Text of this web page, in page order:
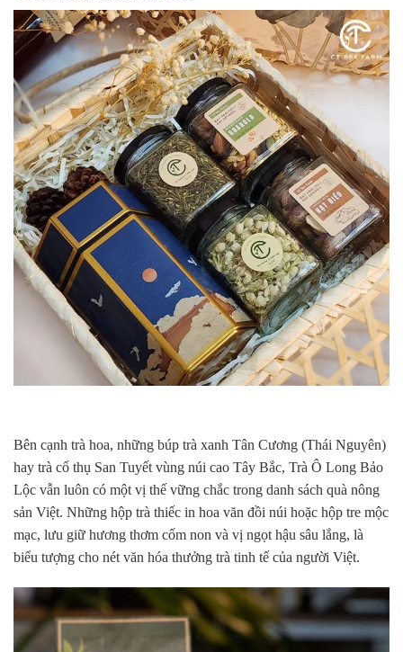
Bên cạnh trà hoa, những búp trà xanh Tân Cương (Thái Nguyên)
hay trà cổ thụ San Tuyết vùng núi cao Tây Bắc, Trà Ô Long Bảo
Lộc vẫn luôn có một vị thế vững chắc trong danh sách quà nông
sản Việt. Những hộp trà thiếc in hoa văn đồi núi hoặc hộp tre mộc
mạc, lưu giữ hương thơm cốm non và vị ngọt hậu sâu lắng, là
biểu tượng cho nét văn hóa thưởng trà tinh tế của người Việt.